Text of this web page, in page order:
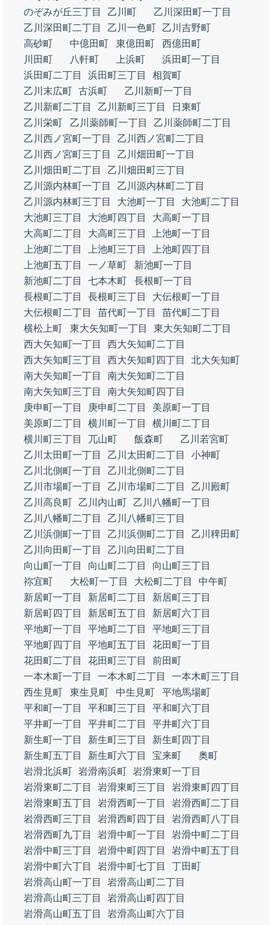
のぞみが丘三丁目
乙川町
乙川深田町一丁目
乙川深田町二丁目
乙川一色町
乙川吉野町
高砂町
中億田町 東億田町
西億田町
川田町
八軒町 上浜町
浜田町一丁目
浜田町二丁目
浜田町三丁目
相賀町
乙川末広町 古浜町
乙川新町一丁目
乙川新町二丁目
乙川新町三丁目
日東町
乙川栄町
乙川薬師町一丁目
乙川薬師町二丁目
乙川西ノ宮町一丁目
乙川西ノ宮町二丁目
乙川西ノ宮町三丁目
乙川畑田町一丁目
乙川畑田町二丁目
乙川畑田町三丁目
乙川源内林町一丁目
乙川源内林町二丁目
乙川源内林町三丁目
大池町一丁目
大池町二丁目
大池町三丁目
大池町四丁目
大高町一丁目
大高町二丁目
大高町三丁目
上池町一丁目
上池町二丁目
上池町三丁目
上池町四丁目
上池町五丁目
一ノ草町
新池町一丁目
新池町二丁目
七本木町
長根町一丁目
長根町二丁目
長根町三丁目
大伝根町一丁目
大伝根町二丁目
苗代町一丁目
苗代町二丁目
横松上町
東大矢知町一丁目
東大矢知町二丁目
西大矢知町一丁目
西大矢知町二丁目
西大矢知町三丁目
西大矢知町四丁目
北大矢知町
南大矢知町一丁目
南大矢知町二丁目
南大矢知町三丁目
南大矢知町四丁目
庚申町一丁目
庚申町二丁目
美原町一丁目
美原町二丁目
横川町一丁目
横川町二丁目
横川町三丁目
兀山町 飯森町
乙川若宮町
乙川太田町一丁目
乙川太田町二丁目
小神町
乙川北側町一丁目
乙川北側町二丁目
乙川市場町一丁目
乙川市場町二丁目
乙川殿町
乙川高良町
乙川内山町
乙川八幡町一丁目
乙川八幡町二丁目
乙川八幡町三丁目
乙川浜側町一丁目
乙川浜側町二丁目
乙川稗田町
乙川向田町一丁目
乙川向田町二丁目
向山町一丁目
向山町二丁目
向山町三丁目
祢宜町
大松町一丁目 大松町二丁目
中午町
新居町一丁目
新居町二丁目
新居町三丁目
新居町四丁目
新居町五丁目
新居町六丁目
平地町一丁目
平地町二丁目
平地町三丁目
平地町四丁目
平地町五丁目
花田町一丁目
花田町二丁目
花田町三丁目
前田町
一本木町一丁目
一本木町二丁目
一本木町三丁目
西生見町
東生見町 中生見町
平地馬場町
平和町一丁目
平和町三丁目
平和町六丁目
平井町一丁目
平井町二丁目
平井町六丁目
新生町一丁目
新生町三丁目
新生町四丁目
新生町五丁目
新生町六丁目 宝来町
奥町
岩滑北浜町 岩滑南浜町 岩滑東町一丁目
岩滑東町二丁目
岩滑東町三丁目
岩滑東町四丁目
岩滑東町五丁目
岩滑西町一丁目
岩滑西町二丁目
岩滑西町三丁目
岩滑西町四丁目
岩滑西町八丁目
岩滑西町九丁目
岩滑中町一丁目
岩滑中町二丁目
岩滑中町三丁目
岩滑中町四丁目
岩滑中町五丁目
岩滑中町六丁目
岩滑中町七丁目
丁田町
岩滑高山町一丁目
岩滑高山町二丁目
岩滑高山町三丁目
岩滑高山町四丁目
岩滑高山町五丁目
岩滑高山町六丁目